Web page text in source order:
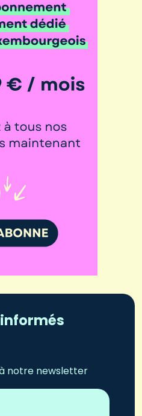
notre newsletter